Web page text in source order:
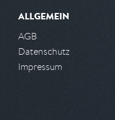
ALLGEMEIN
AGB
Datenschutz
Impressum